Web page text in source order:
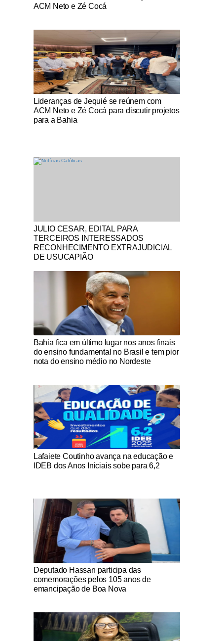
ACM Neto e Zé Cocá
Notícias Católicas
Lideranças de Jequié se reúnem com
ACM Neto e Zé Cocá para discutir projetos
para a Bahia
Notícias Católicas
JULIO CESAR, EDITAL PARA
TERCEIROS INTERESSADOS
RECONHECIMENTO EXTRAJUDICIAL
DE USUCAPIÃO
Notícias Católicas
Bahia fica em último lugar nos anos finais
do ensino fundamental no Brasil e tem pior
nota do ensino médio no Nordeste
Notícias Católicas
Lafaiete Coutinho avança na educação e
IDEB dos Anos Iniciais sobe para 6,2
Notícias Católicas
Deputado Hassan participa das
comemorações pelos 105 anos de
emancipação de Boa Nova